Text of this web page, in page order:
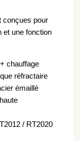
conçues pour
et une fonction
chauffage
réfractaire
émaillé
/ RT2020